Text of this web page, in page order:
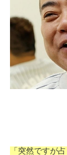
「突然ですが